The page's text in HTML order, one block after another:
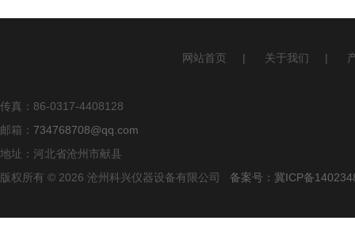
网站首页 | 关于我们 |
传真：86-0317-4408128
邮箱： 734768708@qq.com
地址：河北省沧州市献县
版权所有 © 2026 沧州科兴仪器设备有限公司 备案号：冀ICP备